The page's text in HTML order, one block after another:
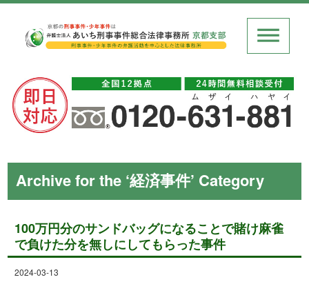
Archive for the ‘経済事件’ Category
100万円分のサンドバッグになることで賭け麻雀
で負けた分を無しにしてもらった事件
2024-03-13